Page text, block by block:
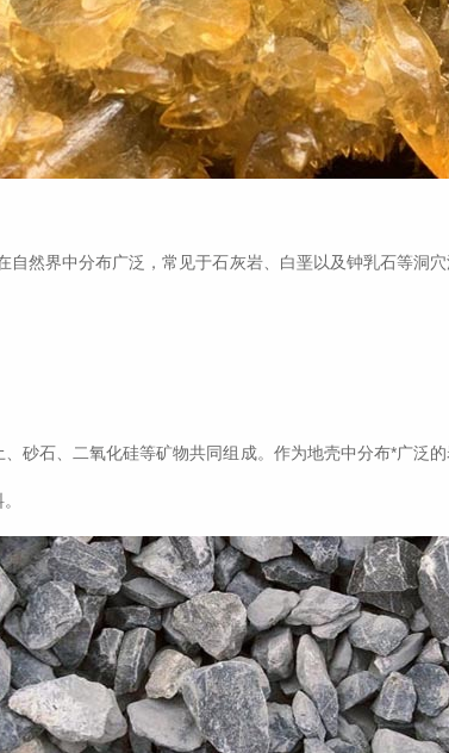
然界中分布广泛，常见于石灰岩、白垩以及钟乳石等洞
砂石、二氧化硅等矿物共同组成。作为地壳中分布*广泛